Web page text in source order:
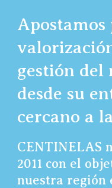
Apostamos
gestión del
desde su
cercano a
CENTINELAS
2011 con el
nuestra región